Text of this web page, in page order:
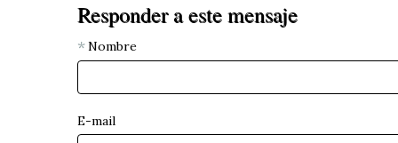
Responder a este mensaje
Nombre
E-mail